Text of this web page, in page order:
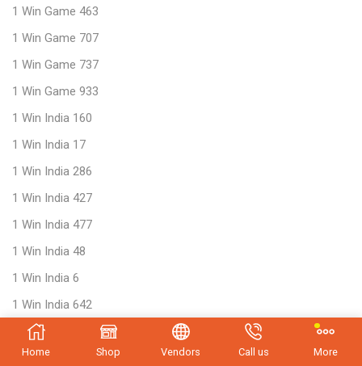
1 Win Game 463
1 Win Game 707
1 Win Game 737
1 Win Game 933
1 Win India 160
1 Win India 17
1 Win India 286
1 Win India 427
1 Win India 477
1 Win India 48
1 Win India 6
1 Win India 642
1 Win India 729
1 Win India 82
Home Shop Vendors Call us More